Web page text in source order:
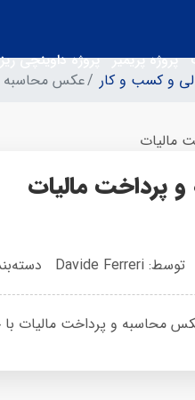
پروژه پریمیر پروژه داوینچی
و کسب و کار عکس محاسبه
پرداخت مالیات
توسط: Davide Ferreri
و پرداخت مالیات با حجم 9